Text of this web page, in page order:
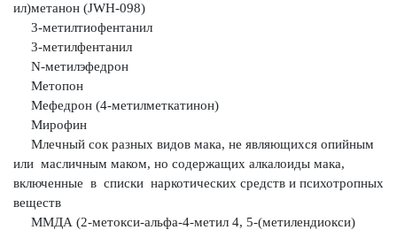
ил)метанон (JWH-098)
3-метилтиофентанил
3-метилфентанил
N-метилэфедрон
Метопон
Мефедрон (4-метилметкатинон)
Мирофин
Млечный сок разных видов мака, не являющихся опийным
или масличным маком, но содержащих алкалоиды мака,
включенные в списки наркотических средств и психотропных
веществ
ММДА (2-метокси-альфа-4-метил 4, 5-(метилендиокси)